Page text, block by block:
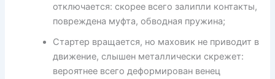
отключается: скорее всего залипли контакты,
повреждена муфта, обводная пружина;
Стартер вращается, но маховик не приводит в
движение, слышен металлически скрежет:
вероятнее всего деформирован венец